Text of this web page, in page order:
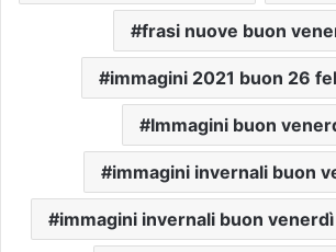
frasi nuove buon
immagini 2021 buon 26
Immagini buon
immagini invernali buon
immagini invernali buon